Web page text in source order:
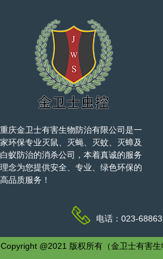
重庆金卫士有害生物防治有限公司是一
家环保专业灭鼠、灭蝇、灭蚊、灭蟑及
白蚁防治的消杀公司，本着真诚的服务
理念为您提供安全、专业、绿色环保的
高品质服务！
电话：023-
Copyright @2021 版权所有（金卫士有害